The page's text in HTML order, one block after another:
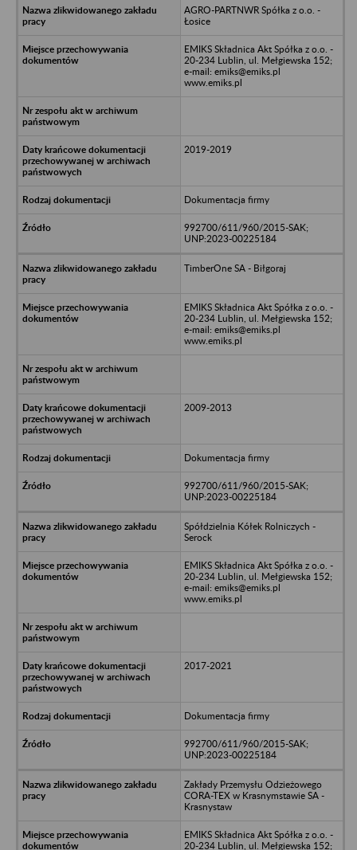
AGRO-PARTNWR Spółka z o.o. -
Łosice
EMIKS Składnica Akt Spółka z o.o. -
20-234 Lublin, ul. Mełgiewska 152;
e-mail: emiks@emiks.pl
www.emiks.pl
2019-2019
Dokumentacja firmy
992700/611/960/2015-SAK;
UNP:2023-00225184
TimberOne SA - Biłgoraj
EMIKS Składnica Akt Spółka z o.o. -
20-234 Lublin, ul. Mełgiewska 152;
e-mail: emiks@emiks.pl
www.emiks.pl
2009-2013
Dokumentacja firmy
992700/611/960/2015-SAK;
UNP:2023-00225184
Spółdzielnia Kółek Rolniczych -
Serock
EMIKS Składnica Akt Spółka z o.o. -
20-234 Lublin, ul. Mełgiewska 152;
e-mail: emiks@emiks.pl
www.emiks.pl
2017-2021
Dokumentacja firmy
992700/611/960/2015-SAK;
UNP:2023-00225184
Zakłady Przemysłu Odzieżowego
CORA-TEX w Krasnymstawie SA -
Krasnystaw
EMIKS Składnica Akt Spółka z o.o. -
20-234 Lublin, ul. Mełgiewska 152;